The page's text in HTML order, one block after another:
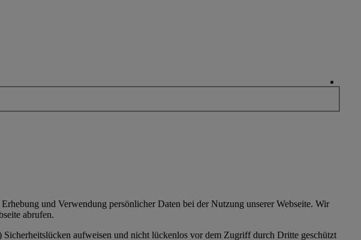
und Verwendung persönlicher Daten bei der Nutzung unserer Webseite. Wir
abrufen.
aufweisen und nicht lückenlos vor dem Zugriff durch Dritte geschützt